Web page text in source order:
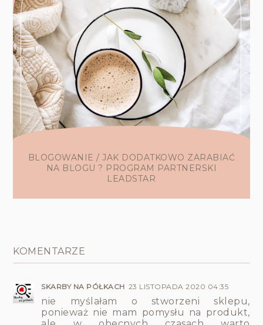
BLOGOWANIE / JAK DODATKOWO ZARABIAĆ
NA BLOGU ? PROGRAM PARTNERSKI
LEADSTAR
KOMENTARZE
SKARBY NA PÓŁKACH 23 LISTOPADA 2020 04:35
nie myślałam o stworzeni sklepu,
ponieważ nie mam pomysłu na produkt,